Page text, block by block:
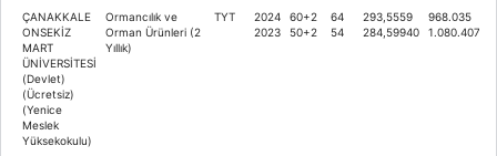
ÇANAKKALE
ONSEKİZ
MART
ÜNİVERSİTESİ
(Devlet)
(Ücretsiz)
(Yenice
Meslek
Yüksekokulu)
Ormancılık ve
Orman Ürünleri (2
Yıllık)
TYT
2024
2023
60+2
50+2
64
54
293,5559
284,59940
968.035
1.080.407